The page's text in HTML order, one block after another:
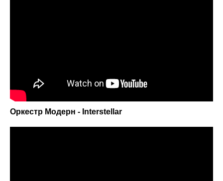
Оркестр Модерн - Interstellar